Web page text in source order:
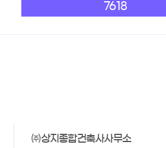
7618
㈜상지종합건축사사무소